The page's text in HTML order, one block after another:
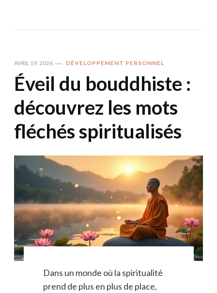
AVRIL 19, 2026 DÉVELOPPEMENT PERSONNEL
Éveil du bouddhiste :
découvrez les mots
fléchés spiritualisés
Dans un monde où la spiritualité
prend de plus en plus de place,